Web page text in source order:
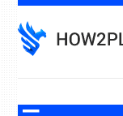
to
content